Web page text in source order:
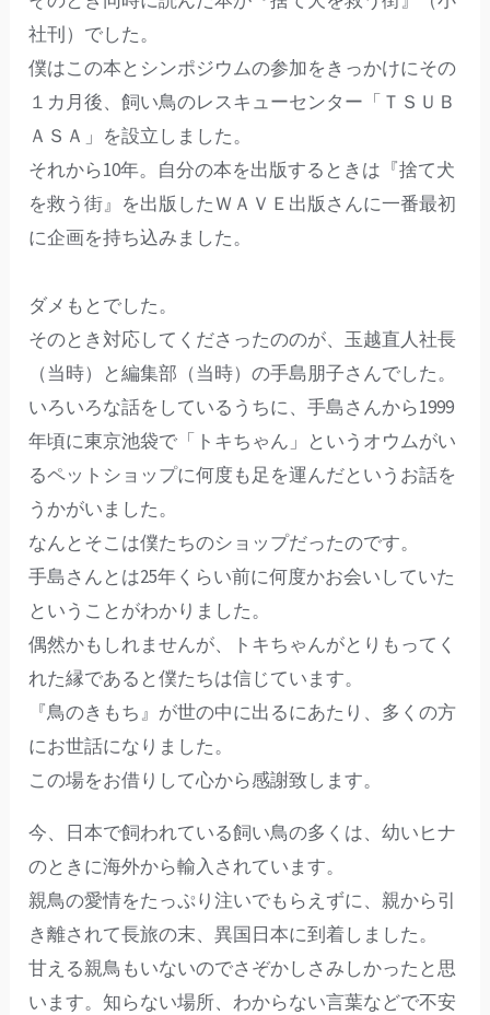
社刊）でした。
僕はこの本とシンポジウムの参加をきっかけにその
１カ月後、飼い鳥のレスキューセンター「ＴＳＵＢ
ＡＳＡ」を設立しました。
それから10年。自分の本を出版するときは『捨て犬
を救う街』を出版したＷＡＶＥ出版さんに一番最初
に企画を持ち込みました。
ダメもとでした。
そのとき対応してくださったののが、玉越直人社長
（当時）と編集部（当時）の手島朋子さんでした。
いろいろな話をしているうちに、手島さんから1999
年頃に東京池袋で「トキちゃん」というオウムがい
るペットショップに何度も足を運んだというお話を
うかがいました。
なんとそこは僕たちのショップだったのです。
手島さんとは25年くらい前に何度かお会いしていた
ということがわかりました。
偶然かもしれませんが、トキちゃんがとりもってく
れた縁であると僕たちは信じています。
『鳥のきもち』が世の中に出るにあたり、多くの方
にお世話になりました。
この場をお借りして心から感謝致します。
今、日本で飼われている飼い鳥の多くは、幼いヒナ
のときに海外から輸入されています。
親鳥の愛情をたっぷり注いでもらえずに、親から引
き離されて長旅の末、異国日本に到着しました。
甘える親鳥もいないのでさぞかしさみしかったと思
います。知らない場所、わからない言葉などで不安